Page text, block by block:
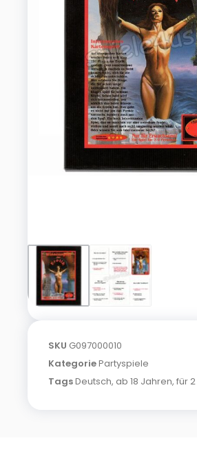
SKU G097000010
KategoriePartyspiele
TagsDeutsch, ab 18 Jahren, für